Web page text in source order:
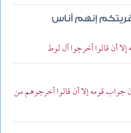
إنهم أناس
أن قالوا أخرجوا آل لوط
جواب قومه إلا أن قالوا أخرجوهم من